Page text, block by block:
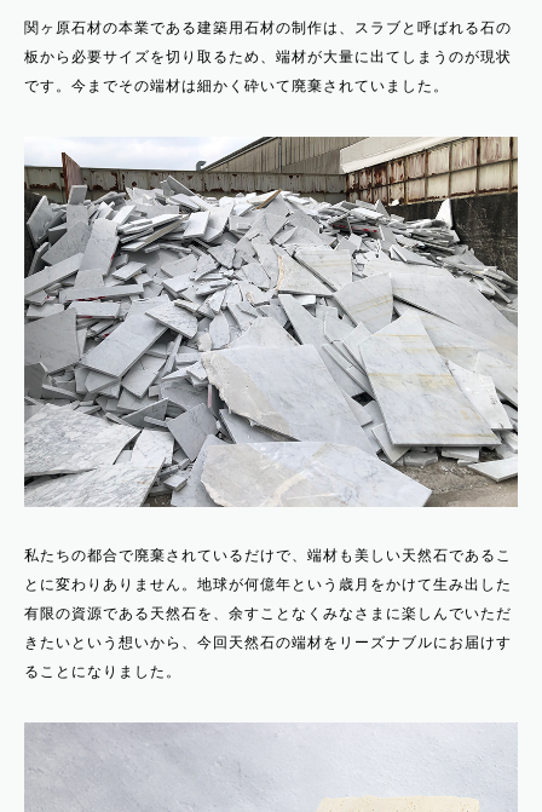
関ヶ原石材の本業である建築用石材の制作は、スラブと呼ばれる石の
板から必要サイズを切り取るため、端材が大量に出てしまうのが現状
です。今までその端材は細かく砕いて廃棄されていました。
私たちの都合で廃棄されているだけで、端材も美しい天然石であるこ
とに変わりありません。地球が何億年という歳月をかけて生み出した
有限の資源である天然石を、余すことなくみなさまに楽しんでいただ
きたいという想いから、今回天然石の端材をリーズナブルにお届けす
ることになりました。